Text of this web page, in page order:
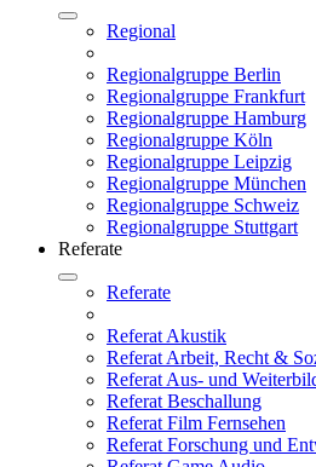
Regional
Regionalgruppe Berlin
Regionalgruppe Frankfurt
Regionalgruppe Hamburg
Regionalgruppe Köln
Regionalgruppe Leipzig
Regionalgruppe München
Regionalgruppe Schweiz
Regionalgruppe Stuttgart
Referate
Referate
Referat Akustik
Referat Arbeit, Recht &
Referat Aus- und
Referat Beschallung
Referat Film Fernsehen
Referat Forschung und